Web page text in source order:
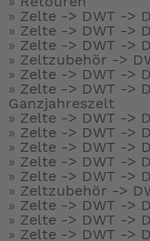
» Zelte -> DWT ->
» Zelte -> DWT ->
» Zelte -> DWT ->
» Zeltzubehör ->
» Zelte -> DWT ->
» Zelte -> DWT ->
Ganzjahreszelt
» Zelte -> DWT ->
» Zelte -> DWT ->
» Zelte -> DWT ->
» Zelte -> DWT ->
» Zelte -> DWT ->
» Zeltzubehör ->
» Zelte -> DWT ->
» Zelte -> DWT ->
» Zelte -> DWT ->